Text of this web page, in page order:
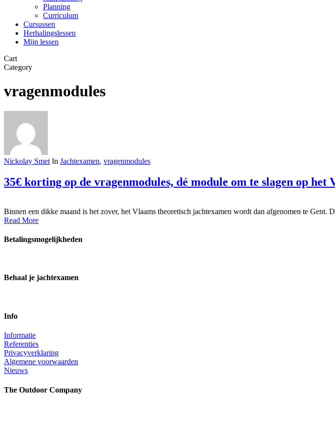
Planning
Curriculum
Cursussen
Herhalingslessen
Mijn lessen
CartClose
Cart
Category
vragenmodules
Nickolay Smet In Jachtexamen, vragenmodules
35€ korting op de vragenmodules, dé module om te slagen op het
Binnen een dikke maand is het zover, het Vlaams theoretisch jachtexamen wordt dan afgenomen te
Read More
Betalingsmogelijkheden
Behaal je jachtexamen
Info
Informatie
Referenties
Privacyverklaring
Algemene voorwaarden
Nieuws
The Outdoor Company